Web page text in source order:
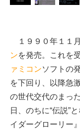
１９９０年１１
ンを発売。これを
ァミコンソフトの
を下回り、以降急
の世代交代のまっ
日、のちに“伝説”
イダーグローリー